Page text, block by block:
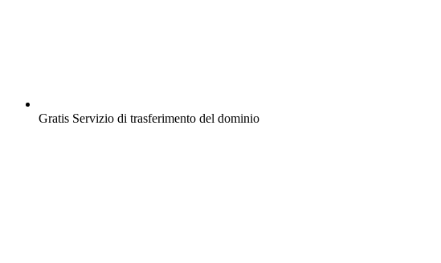
Gratis Servizio di trasferimento del dominio